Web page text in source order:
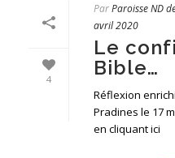
4
ParParoisse ND
avril 2020
Le
Bible…
Réflexion
Pradines le 17
en cliquant ici